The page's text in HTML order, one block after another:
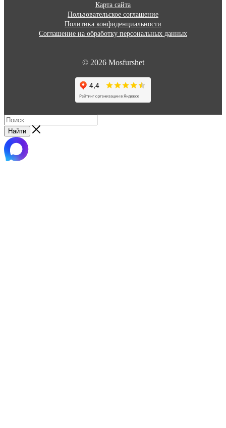
Карта сайта
Пользовательское соглашение
Политика конфиденциальности
Соглашение на обработку персональных данных
© 2026 Mosfurshet
Найти